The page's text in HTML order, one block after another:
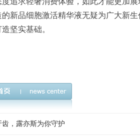
新品细胞激活精华液无疑为广大新
坚实基础。
齿，露亦斯为你守护